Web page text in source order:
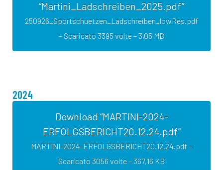
“Martini_Ladschreiben_2025.pdf”
250926_Sportschuetzen_Ladschreiben_lowRes.pdf
– Scaricato 3395 volte – 3,05 MB
2024
Download “MARTINI-2024-
ERFOLGSBERICHT20.12.24.pdf”
MARTINI-2024-ERFOLGSBERICHT20.12.24.pdf –
Scaricato 3056 volte – 367,16 KB